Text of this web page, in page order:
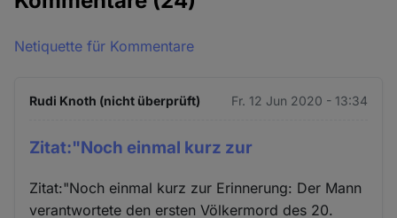
Netiquette für Kommentare
Rudi Knoth (nicht überprüft) Fr. 12 Jun 2020 - 13:34
Zitat:"Noch einmal kurz zur
Zitat:"Noch einmal kurz zur Erinnerung: Der Mann
verantwortete den ersten Völkermord des 20.